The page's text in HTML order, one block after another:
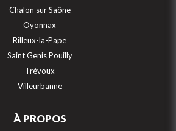
Chalon sur Saône
Oyonnax
Rilleux-la-Pape
Saint Genis Pouilly
Trévoux
Villeurbanne
À PROPOS